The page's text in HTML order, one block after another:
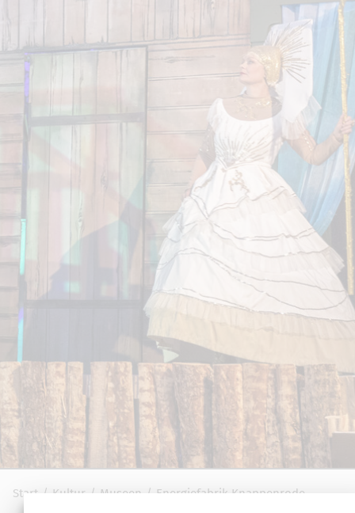
Start Kultur Museen Energiefabrik Knappenrode